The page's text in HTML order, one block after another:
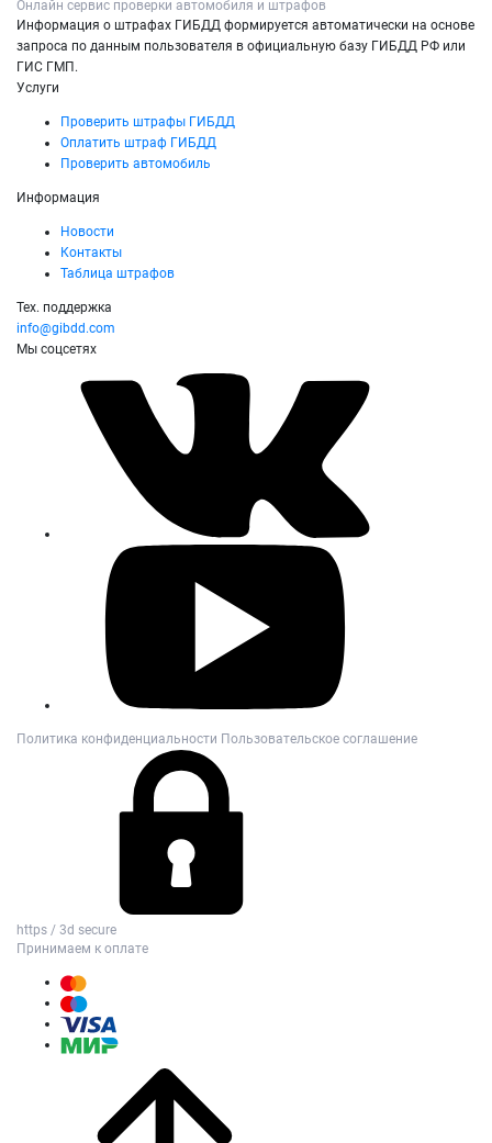
Онлайн сервис проверки автомобиля и штрафов
Информация о штрафах ГИБДД формируется автоматически на основе
запроса по данным пользователя в официальную базу ГИБДД РФ или
ГИС ГМП.
Услуги
Проверить штрафы ГИБДД
Оплатить штраф ГИБДД
Проверить автомобиль
Информация
Новости
Контакты
Таблица штрафов
Тех. поддержка
info@gibdd.com
Мы соцсетях
Политика конфиденциальности Пользовательское соглашение
https / 3d secure
Принимаем к оплате